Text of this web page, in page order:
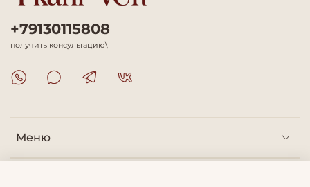
Меню
+79130115808
получить консультацию\